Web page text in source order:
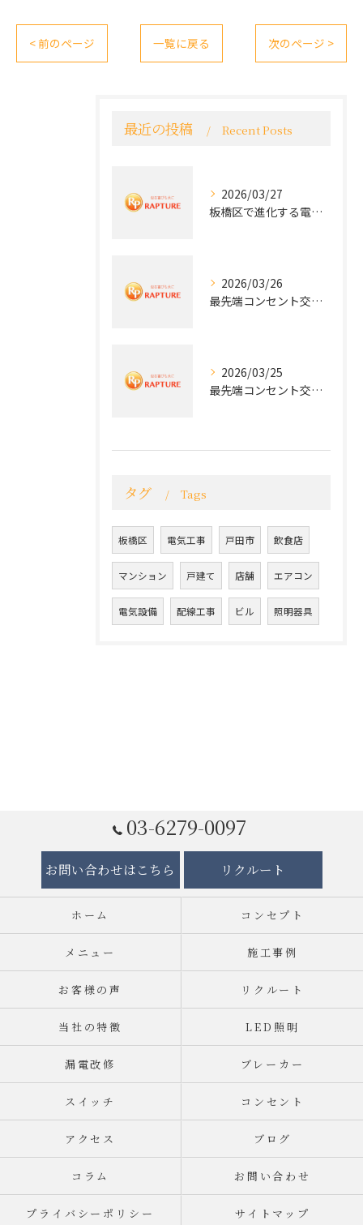
< 前のページ 一覧に戻る 次のページ >
最近の投稿 Recent Posts
2026/03/27
板橋区で進化する電気工事と最新コンセント交換技術
2026/03/26
最先端コンセント交換で快適な生活を実現する電気工事の技術
2026/03/25
最先端コンセント交換で実現する安全と快適な住環境
タグ Tags
板橋区 電気工事 戸田市 飲食店
マンション 戸建て 店舗 エアコン
電気設備 配線工事 ビル 照明器具
03-6279-0097
お問い合わせはこちら リクルート
ホーム コンセプト
メニュー 施工事例
お客様の声 リクルート
当社の特徴 LED照明
漏電改修 ブレーカー
スイッチ コンセント
アクセス ブログ
コラム お問い合わせ
プライバシーポリシー サイトマップ